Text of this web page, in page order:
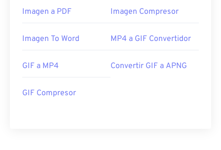
Imagen a PDF Imagen Compresor
Imagen To Word MP4 a GIF Convertidor
GIF a MP4 Convertir GIF a APNG
GIF Compresor